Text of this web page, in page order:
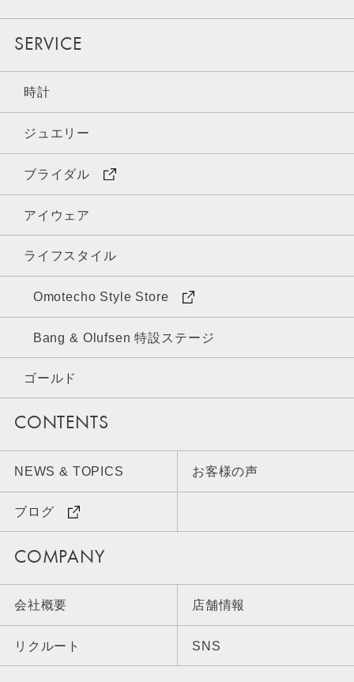
SERVICE
時計
ジュエリー
ブライダル
アイウェア
ライフスタイル
Omotecho Style Store
Bang & Olufsen 特設ステージ
ゴールド
CONTENTS
NEWS & TOPICS お客様の声
ブログ
COMPANY
会社概要 店舗情報
リクルート SNS